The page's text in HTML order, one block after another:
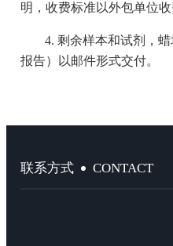
明，收费标准以外包单位收
4. 剩余样本和试剂，
报告）以邮件形式交付。
联系方式 CONTACT